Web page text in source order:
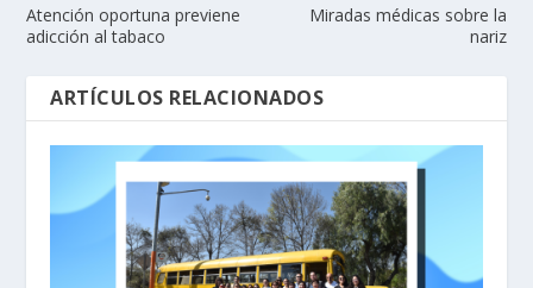
Atención oportuna previene
adicción al tabaco
Miradas médicas sobre la
nariz
ARTÍCULOS RELACIONADOS